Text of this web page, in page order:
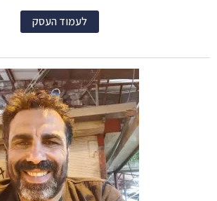
לעמוד העסק